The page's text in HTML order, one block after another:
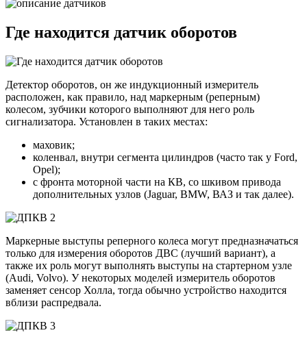
Где находится датчик оборотов
Детектор оборотов, он же индукционный измеритель
расположен, как правило, над маркерным (реперным)
колесом, зубчики которого выполняют для него роль
сигнализатора. Установлен в таких местах:
маховик;
коленвал, внутри сегмента цилиндров (часто так у Ford,
Opel);
с фронта моторной части на КВ, со шкивом привода
дополнительных узлов (Jaguar, BMW, ВАЗ и так далее).
Маркерные выступы реперного колеса могут предназначаться
только для измерения оборотов ДВС (лучший вариант), а
также их роль могут выполнять выступы на стартерном узле
(Audi, Volvo). У некоторых моделей измеритель оборотов
заменяет сенсор Холла, тогда обычно устройство находится
вблизи распредвала.